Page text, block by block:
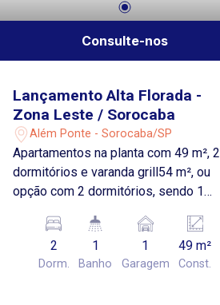
Consulte-nos
Lançamento Alta Florada -
Zona Leste / Sorocaba
Além Ponte - Sorocaba/SP
Apartamentos na planta com 49 m², 2
dormitórios e varanda grill54 m², ou
opção com 2 dormitórios, sendo 1
de lazer para toda a família em uma
única torre. O Alta Florada Residencial é
um lançamento na Zona Leste de
2
Dorm.
1
Banho
1
Garagem
49 m²
Const.